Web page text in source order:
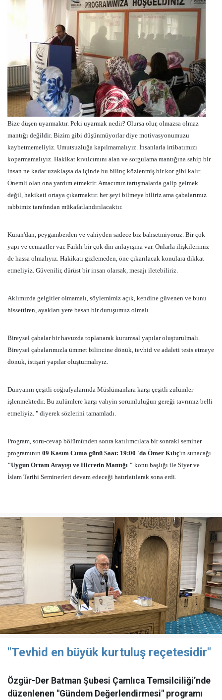
Bize düşen uyarmaktır. Peki uyarmak nedir? Olursa olur, olmazsa olmaz
mantığı değildir. Bizim gibi düşünmüyorlar diye motivasyonumuzu
kaybetmemeliyiz. Umutsuzluğa kapılmamalıyız. İnsanlarla irtibatımızı
koparmamalıyız. Hakikat kıvılcımını alan ve sorgulama mantığına sahip bir
insan ne kadar uzaklaşsa da içinde bu bilinç közlenmiş bir kor gibi kalır.
Önemli olan ona yardım etmektir. Amacımız tartışmalarda galip gelmek
değil, hakikati ortaya çıkarmaktır. her şeyi bilmeye biliriz ama çabalarımız
rabbimiz tarafından mükafatlandırılacaktır.
Kuran'dan, peygamberden ve vahiyden sadece biz bahsetmiyoruz. Bir çok
yapı ve cemaatler var. Farklı bir çok din anlayışına var. Onlarla ilişkilerimiz
de hassa olmalıyız. Hakikatı gizlemeden, öne çıkarılacak konulara dikkat
etmeliyiz. Güvenilir, dürüst bir insan olarsak, mesajı iletebiliriz.
Aklımızda gelgitler olmamalı, söylemimiz açık, kendine güvenen ve bunu
hissettiren, ayakları yere basan bir duruşumuz olmalı.
Bireysel çabalar bir havuzda toplanarak kurumsal yapılar oluşturulmalı.
Bireysel çabalarımızla ümmet bilincine dönük, tevhid ve adaleti tesis etmeye
dönük, istişari yapılar oluşturmalıyız.
Dünyanın çeşitli coğrafyalarında Müslümanlara karşı çeşitli zulümler
işlenmektedir. Bu zulümlere karşı vahyin sorumluluğun gereği tavrımız belli
etmeliyiz. " diyerek sözlerini tamamladı.
Program, soru-cevap bölümünden sonra katılımcılara bir sonraki seminer
programının 09 Kasım Cuma günü Saat: 19:00 'da Ömer Kılıç'ın sunacağı
"Uygun Ortam Arayışı ve Hicretin Mantığı " konu başlığı ile Siyer ve
İslam Tarihi Seminerleri devam edeceği hatırlatılarak sona erdi.
"Tevhid en büyük kurtuluş reçetesidir"
Özgür-Der Batman Şubesi Çamlıca Temsilciliği’nde
düzenlenen "Gündem Değerlendirmesi" programı